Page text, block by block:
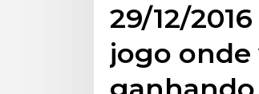
29/12/
jogo onde